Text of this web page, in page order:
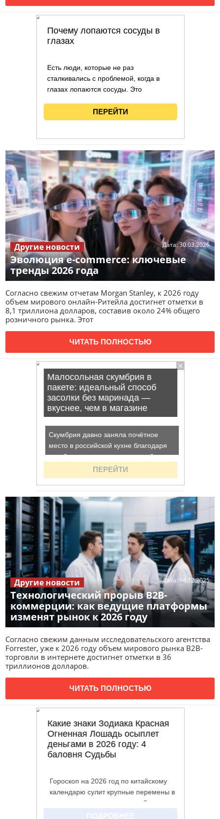
Эволюция e-commerce: ключевые
тренды 2026 года
Дата:30.03.2026
Другие новости
Согласно свежим отчетам Morgan Stanley, к 2026 году
объем мирового онлайн-Ритейла достигнет отметки в
8,1 триллиона долларов, составив около 24% общего
розничного рынка. Этот
ЧИТАТЬ ПОЛНОСТЬЮ
Технологический прорыв B2B-
коммерции: как ведущие платформы
изменят рынок к 2026 году
Дата: 14.12.2025
Другие новости
Согласно свежим данным исследовательского агентства
Forrester, уже к 2026 году объем мирового рынка B2B-
торговли в интернете достигнет отметки в 36
триллионов долларов.
ЧИТАТЬ ПОЛНОСТЬЮ